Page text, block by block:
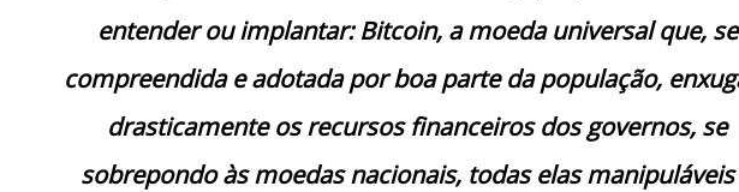
entender ou implantar: Bitcoin, a moeda universal que, se
compreendida e adotada por boa parte da população,
drasticamente os recursos financeiros dos governos, se
sobrepondo às moedas nacionais, todas elas manipuláveis